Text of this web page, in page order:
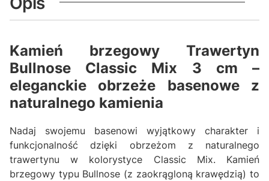
Kamień brzegowy Trawertyn
Bullnose Classic Mix 3 cm –
eleganckie obrzeże basenowe z
naturalnego kamienia
Nadaj swojemu basenowi wyjątkowy charakter i
funkcjonalność dzięki obrzeżom z naturalnego
trawertynu w kolorystyce Classic Mix. Kamień
brzegowy typu Bullnose (z zaokrągloną krawędzią) to